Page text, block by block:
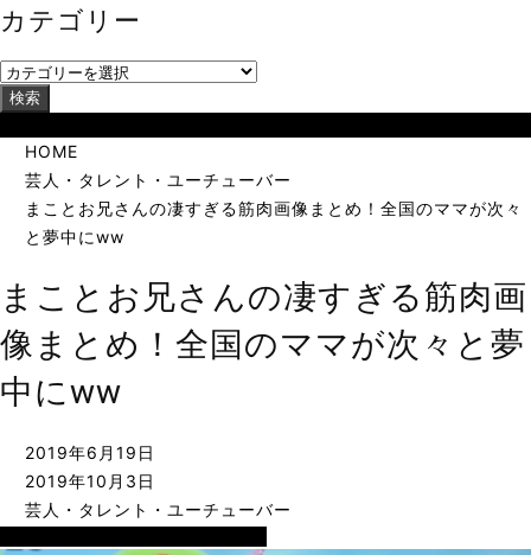
カテゴリー
検索
HOME
芸人・タレント・ユーチューバー
まことお兄さんの凄すぎる筋肉画像まとめ！全国のママが次々
と夢中にww
まことお兄さんの凄すぎる筋肉画
像まとめ！全国のママが次々と夢
中にww
2019年6月19日
2019年10月3日
芸人・タレント・ユーチューバー